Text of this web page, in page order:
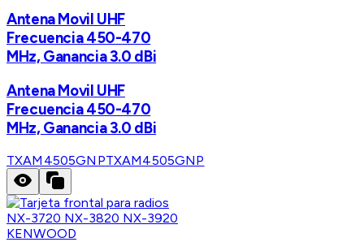
Antena Movil UHF
Frecuencia 450-470
MHz, Ganancia 3.0 dBi
Antena Movil UHF
Frecuencia 450-470
MHz, Ganancia 3.0 dBi
TXAM4505GNPTXAM4505GNP
KENWOOD